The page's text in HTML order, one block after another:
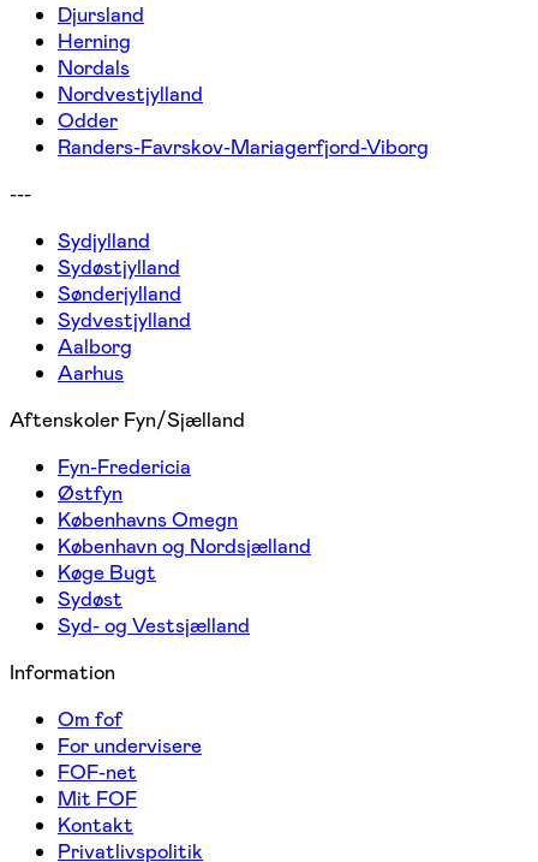
Djursland
Herning
Nordals
Nordvestjylland
Odder
Randers-Favrskov-Mariagerfjord-Viborg
---
Sydjylland
Sydøstjylland
Sønderjylland
Sydvestjylland
Aalborg
Aarhus
Aftenskoler Fyn/Sjælland
Fyn-Fredericia
Østfyn
Københavns Omegn
København og Nordsjælland
Køge Bugt
Sydøst
Syd- og Vestsjælland
Information
Om fof
For undervisere
FOF-net
Mit FOF
Kontakt
Privatlivspolitik